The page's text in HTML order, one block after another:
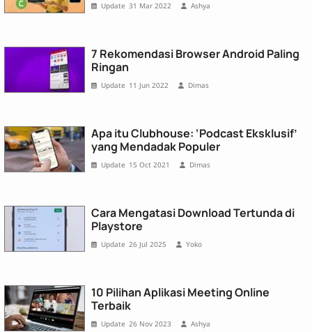
31 Mar 2022 Ashya
7 Rekomendasi Browser Android Paling
Ringan
11 Jun 2022 Dimas
Apa itu Clubhouse: ‘Podcast Eksklusif’
yang Mendadak Populer
15 Oct 2021 Dimas
Cara Mengatasi Download Tertunda di
Playstore
26 Jul 2025 Yoko
10 Pilihan Aplikasi Meeting Online
Terbaik
26 Nov 2023 Ashya